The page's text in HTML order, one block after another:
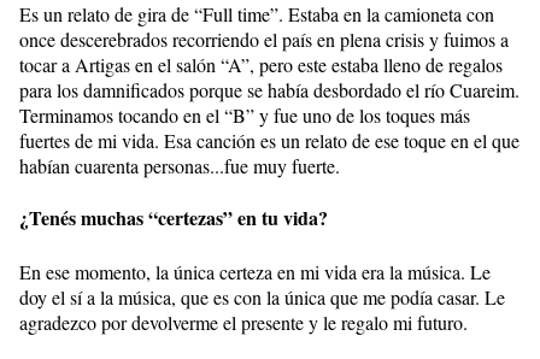
Es un relato de gira de “Full time”. Estaba en la camioneta con
once descerebrados recorriendo el país en plena crisis y fuimos a
tocar a Artigas en el salón “A”, pero este estaba lleno de regalos
para los damnificados porque se había desbordado el río Cuareim.
Terminamos tocando en el “B” y fue uno de los toques más
fuertes de mi vida. Esa canción es un relato de ese toque en el que
habían cuarenta personas...fue muy fuerte.
¿Tenés muchas “certezas” en tu vida?
En ese momento, la única certeza en mi vida era la música. Le
doy el sí a la música, que es con la única que me podía casar. Le
agradezco por devolverme el presente y le regalo mi futuro.